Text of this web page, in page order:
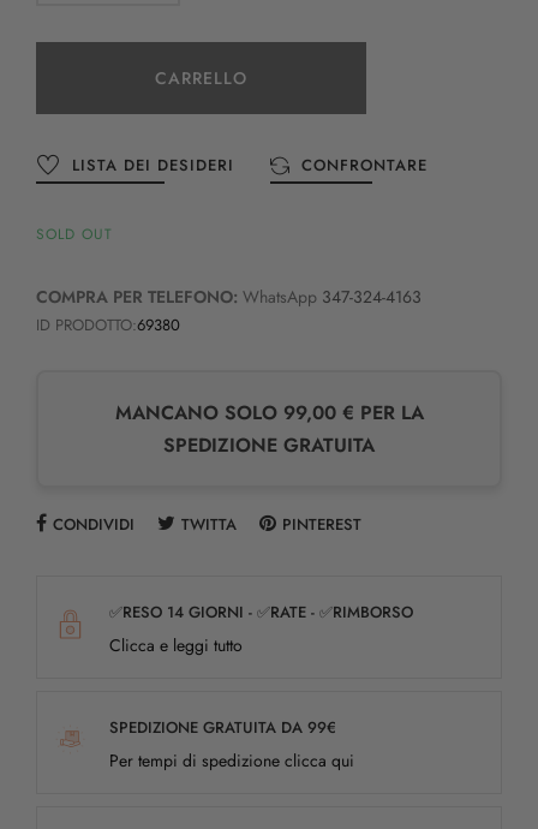
CARRELLO
LISTA DEI DESIDERI CONFRONTARE
SOLD OUT
COMPRA PER TELEFONO: WhatsApp 347-324-4163
ID PRODOTTO:69380
MANCANO SOLO 99,00 € PER LA
SPEDIZIONE GRATUITA
CONDIVIDI TWITTA PINTEREST
✅RESO 14 GIORNI - ✅RATE - ✅RIMBORSO
Clicca e leggi tutto
SPEDIZIONE GRATUITA DA 99€
Per tempi di spedizione clicca qui